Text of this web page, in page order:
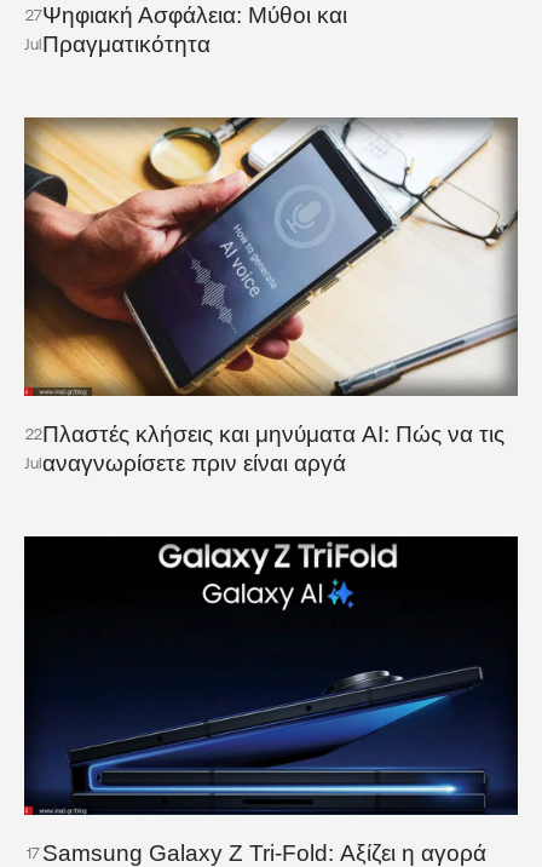
27
Jul
Ψηφιακή Ασφάλεια: Μύθοι και
Πραγματικότητα
22
Jul
Πλαστές κλήσεις και μηνύματα AI: Πώς να τις
αναγνωρίσετε πριν είναι αργά
17 Samsung Galaxy Z Tri-Fold: Αξίζει η αγορά